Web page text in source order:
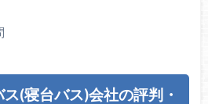
(寝台バス)会社の評判・